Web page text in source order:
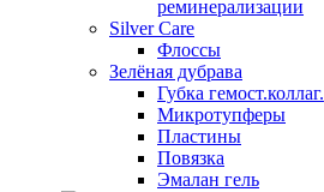
реминерализации
Silver Care
Флоссы
Зелёная дубрава
Губка гемост.коллаг.
Микротупферы
Пластины
Повязка
Эмалан гель